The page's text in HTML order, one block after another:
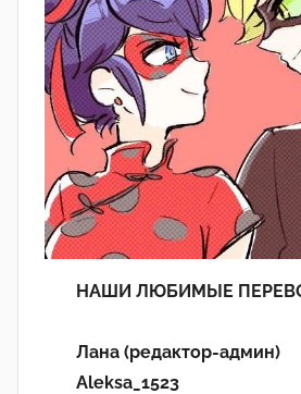
НАШИ ЛЮБИМЫЕ
Лана (редактор-админ)
Aleksa_1523